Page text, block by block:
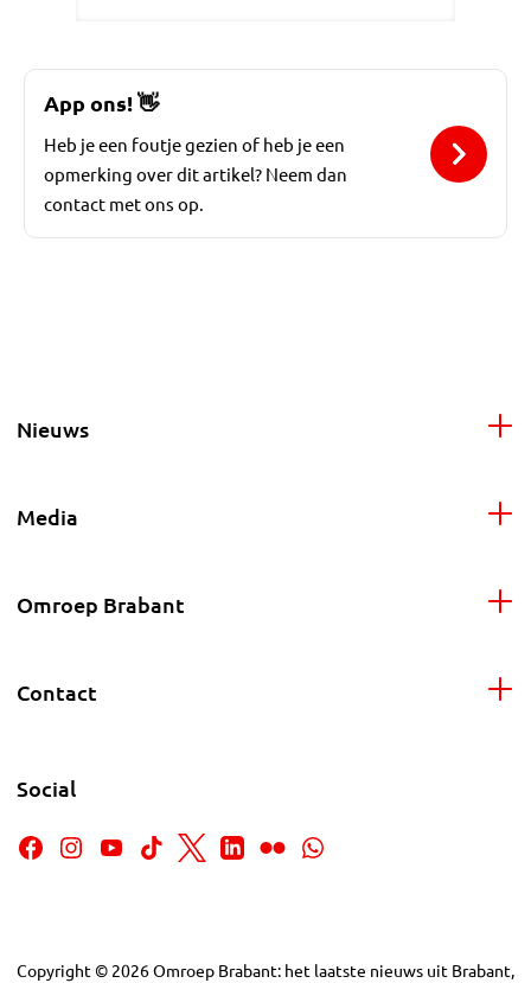
App ons!👋
Heb je een foutje gezien of heb je een
opmerking over dit artikel? Neem dan
contact met ons op.
Nieuws
Media
Omroep Brabant
Contact
Social
Copyright © 2026Omroep Brabant: het laatste nieuws uit Brabant,